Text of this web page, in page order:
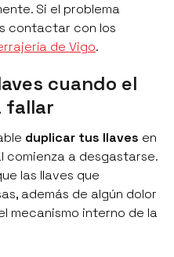
Si el problema
contactar con los
de Vigo.
cuando el
fallar
duplicar tus llaves en
comienza a desgastarse.
las llaves que
además de algún dolor
mecanismo interno de la